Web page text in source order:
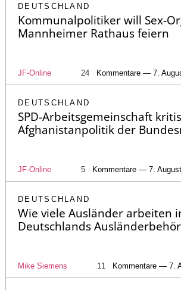
DEUTSCHLAND
Kommunalpolitiker will Sex-
Mannheimer Rathaus feiern
JF-Online 24 Kommentare — 7.
DEUTSCHLAND
SPD-Arbeitsgemeinschaft
Afghanistanpolitik der
JF-Online 5 Kommentare — 7.
DEUTSCHLAND
Wie viele Ausländer arbeiten
Deutschlands
Mike Siemens 11 Kommentare — 7.